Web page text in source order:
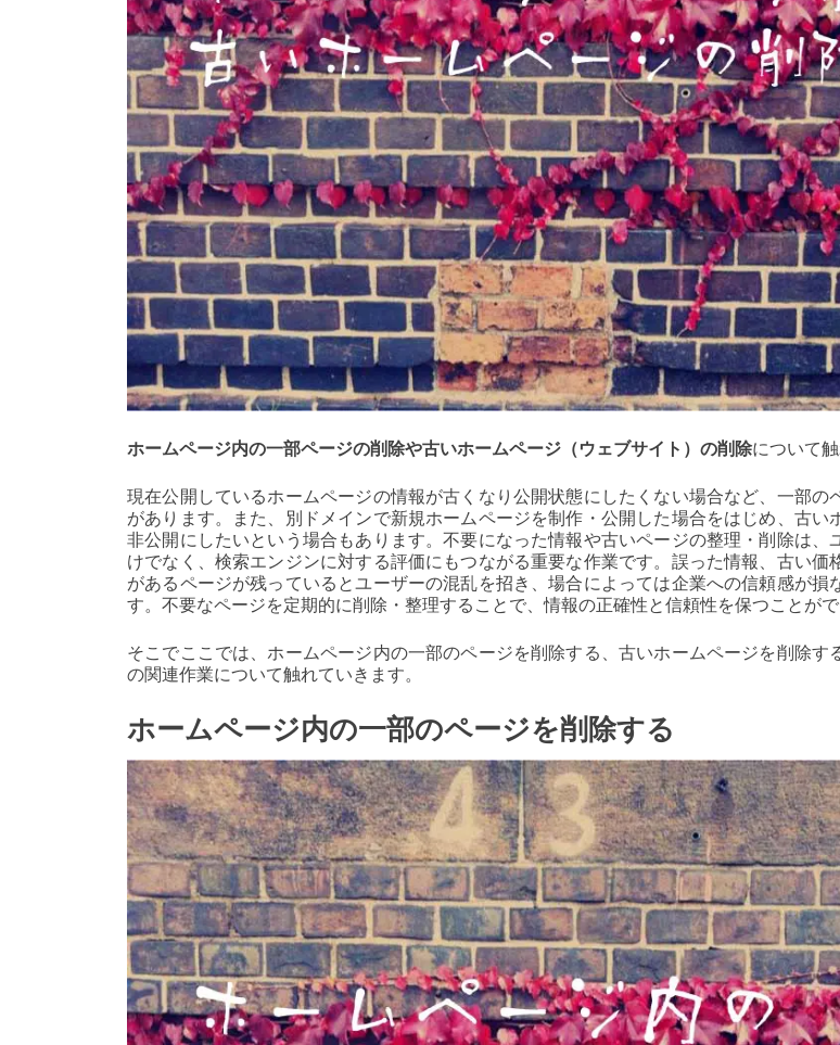
ホームページ内の一部ページの削除や古いホームページ（ウェブサイト）の削除について
現在公開しているホームページの情報が古くなり公開状態にしたくない場合など、一部の
があります。また、別ドメインで新規ホームページを制作・公開した場合をはじめ、古い
非公開にしたいという場合もあります。不要になった情報や古いページの整理・削除は、
けでなく、検索エンジンに対する評価にもつながる重要な作業です。誤った情報、古い価
があるページが残っているとユーザーの混乱を招き、場合によっては企業への信頼感が損
す。不要なページを定期的に削除・整理することで、情報の正確性と信頼性を保つことがで
そこでここでは、ホームページ内の一部のページを削除する、古いホームページを削除す
の関連作業について触れていきます。
ホームページ内の一部のページを削除する